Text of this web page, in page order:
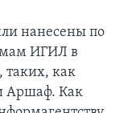
нанесены по
ИГИЛ в
таких, как
Аршаф. Как